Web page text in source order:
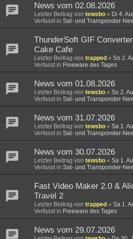
News vom 02.08.2026
Letzter Beitrag von tewsbo « Di 4.
Verfasst in Sat- und Transponder-
ThunderSoft GIF
Cake Cafe
Letzter Beitrag von trapped « So 2.
Verfasst in Freeware des Tages
News vom 01.08.2026
Letzter Beitrag von tewsbo « So 2.
Verfasst in Sat- und Transponder-
News vom 31.07.2026
Letzter Beitrag von tewsbo « Sa 1.
Verfasst in Sat- und Transponder-
News vom 30.07.2026
Letzter Beitrag von tewsbo « Sa 1.
Verfasst in Sat- und Transponder-
Fast Video Maker 2.0 &
Travel 2
Letzter Beitrag von trapped « Sa 1.
Verfasst in Freeware des Tages
News vom 29.07.2026